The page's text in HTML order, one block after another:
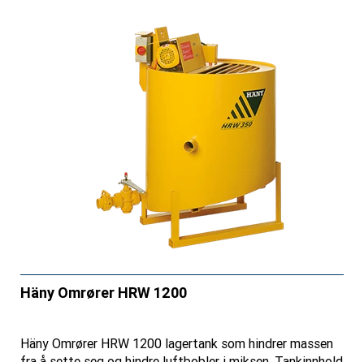
Häny Omrører HRW 1200
Häny Omrører HRW 1200 lagertank som hindrer massen